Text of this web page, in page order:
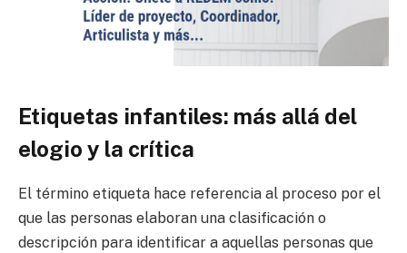
Etiquetas infantiles: más allá del
elogio y la crítica
El término etiqueta hace referencia al proceso por el
que las personas elaboran una clasificación o
descripción para identificar a aquellas personas que